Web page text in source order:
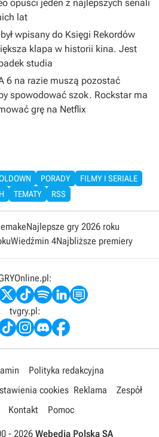
opuści jeden z najlepszych seriali
lat
wpisany do Księgi Rekordów
klapa w historii kina. Jest
studia
6 na razie muszą pozostać
spowodować szok. Rockstar ma
grę na Netflix
PORADY
FILMY I SERIALE
TEMATY RSS
Najlepsze gry 2026 roku
Wiedźmin 4Najbliższe premiery
tvgry.pl:
Polityka redakcyjna
cookies Reklama
Zespół
Kontakt Pomoc
- 2026 Webedia Polska SA